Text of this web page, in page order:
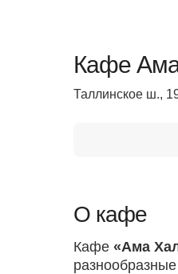
Таллинское ш.,
Кафе
Кафе «Ама
О кафе